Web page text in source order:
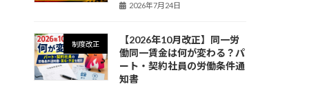
2026年7月24日
制度改正
【2026年10月改正】同一労
働同一賃金は何が変わる？パ
ート・契約社員の労働条件通
知書